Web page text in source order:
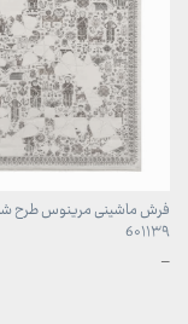
6۰۱۱۳۹
–محدوده